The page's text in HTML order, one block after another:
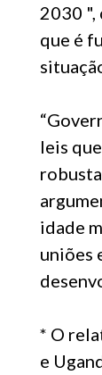
2030 ",
que é
leis
idade
uniões
* O
e